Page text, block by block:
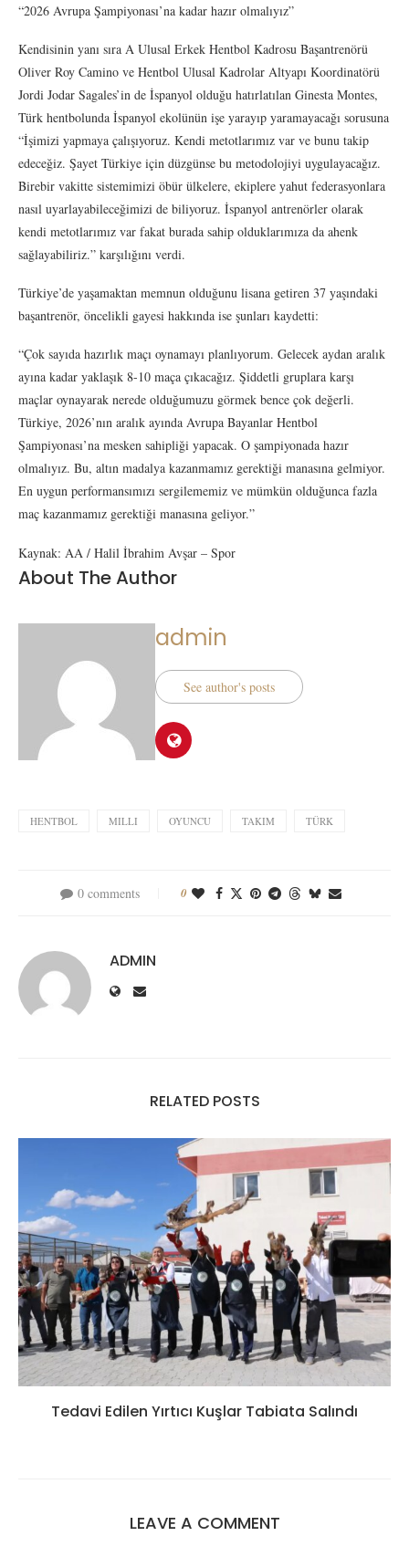
“2026 Avrupa Şampiyonası’na kadar hazır olmalıyız”
Kendisinin yanı sıra A Ulusal Erkek Hentbol Kadrosu Başantrenörü
Oliver Roy Camino ve Hentbol Ulusal Kadrolar Altyapı Koordinatörü
Jordi Jodar Sagales’in de İspanyol olduğu hatırlatılan Ginesta Montes,
Türk hentbolunda İspanyol ekolünün işe yarayıp yaramayacağı sorusuna
“İşimizi yapmaya çalışıyoruz. Kendi metotlarımız var ve bunu takip
edeceğiz. Şayet Türkiye için düzgünse bu metodolojiyi uygulayacağız.
Birebir vakitte sistemimizi öbür ülkelere, ekiplere yahut federasyonlara
nasıl uyarlayabileceğimizi de biliyoruz. İspanyol antrenörler olarak
kendi metotlarımız var fakat burada sahip olduklarımıza da ahenk
sağlayabiliriz.” karşılığını verdi.
Türkiye’de yaşamaktan memnun olduğunu lisana getiren 37 yaşındaki
başantrenör, öncelikli gayesi hakkında ise şunları kaydetti:
“Çok sayıda hazırlık maçı oynamayı planlıyorum. Gelecek aydan aralık
ayına kadar yaklaşık 8-10 maça çıkacağız. Şiddetli gruplara karşı
maçlar oynayarak nerede olduğumuzu görmek bence çok değerli.
Türkiye, 2026’nın aralık ayında Avrupa Bayanlar Hentbol
Şampiyonası’na mesken sahipliği yapacak. O şampiyonada hazır
olmalıyız. Bu, altın madalya kazanmamız gerektiği manasına gelmiyor.
En uygun performansımızı sergilememiz ve mümkün olduğunca fazla
maç kazanmamız gerektiği manasına geliyor.”
Kaynak: AA / Halil İbrahim Avşar – Spor
About The Author
admin
See author's posts
HENTBOL MILLI OYUNCU TAKIM TÜRK
0 comments 0
ADMIN
RELATED POSTS
Tedavi Edilen Yırtıcı Kuşlar Tabiata Salındı
LEAVE A COMMENT